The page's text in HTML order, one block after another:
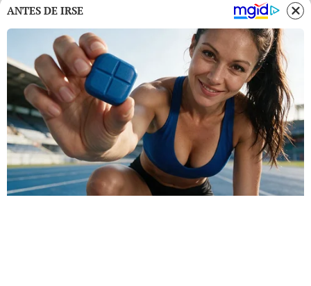
ANTES DE IRSE